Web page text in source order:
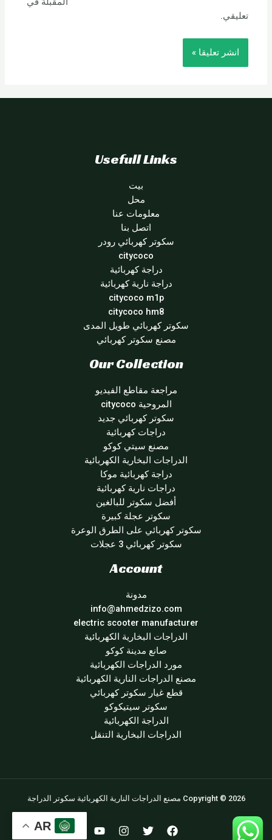
تعليقي.
Usefull Links
بيت
محل
معلومات عنا
اتصل بنا
سكوتر كهربائي رودر
citycoco
دراجة كهربائية
دراجة نارية كهربائية
citycoco m1p
citycoco hm8
سكوتر كهربائي طويل المدى
مصنع سكوتر كهربائي
Our Collection
مراجعة مقاطع الفيديو
المروحية citycoco
سكوتر كهربائي جديد
دراجات كهربائية
مصنع سيتي كوكو
الدراجات البخارية الكهربائية
دراجة كهربائية موكا
دراجات نارية كهربائية
أفضل سكوتر للبالغين
سكوتر عجلة كبيرة
سكوتر كهربائي على الطرق الوعرة
سكوتر كهربائي 3 عجلات
Account
مدونة
info@ahmedzizo.com
electric scooter manufacturer
الدراجات البخارية الكهربائية
صانع مدينة كوكو
مورد الدراجات الكهربائية
مصنع الدراجات النارية الكهربائية
قطع غيار سكوتر كهربائي
سكوتر سيتيكوكو
الدراجة الكهربائية
الدراجات البخارية التنقل
Copyright © 2026 مصنع الدراجات النارية الكهربائية سكوتر الدراجة
AR